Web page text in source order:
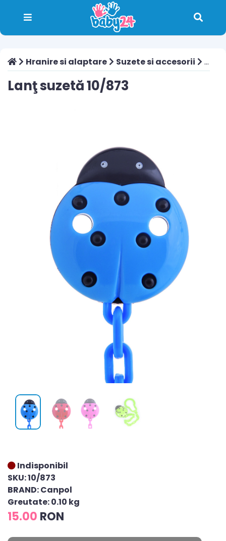
Hranire si alaptare Suzete si accesorii
Lanţ suzetă 10/873
Indisponibil
SKU: 10/873
BRAND: Canpol
Greutate: 0.10 kg
15.00 RON